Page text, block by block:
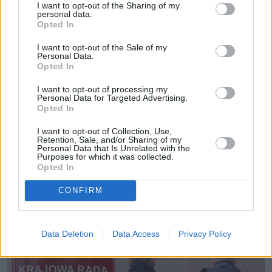
I want to opt-out of the Sharing of my
personal data.
Opted In
I want to opt-out of the Sale of my
Personal Data.
Opted In
I want to opt-out of processing my
Personal Data for Targeted Advertising.
Opted In
I want to opt-out of Collection, Use,
Retention, Sale, and/or Sharing of my
Personal Data that Is Unrelated with the
Purposes for which it was collected.
Opted In
CONFIRM
Data Deletion Data Access Privacy Policy